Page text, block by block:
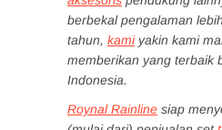
berbekal pengalaman
tahun, kamiyakin kami
memberikan yang terbaik
Indonesia.
Roynal Rainline siap